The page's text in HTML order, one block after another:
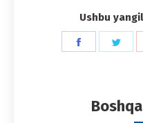
Ushbu
Share